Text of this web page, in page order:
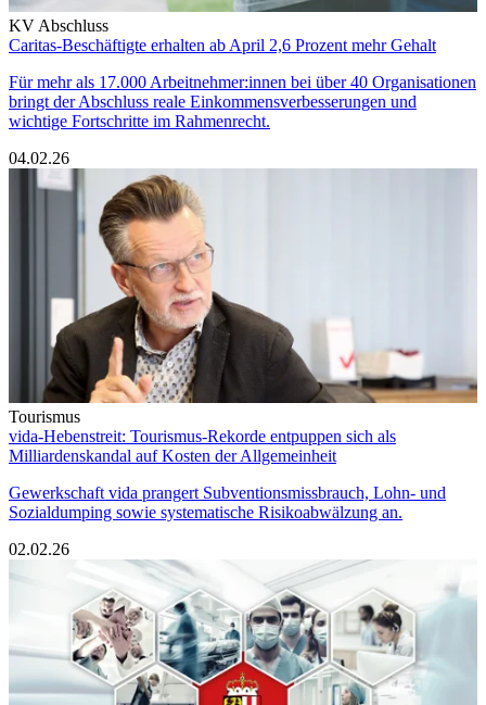
KV Abschluss
Caritas-Beschäftigte erhalten ab April 2,6 Prozent mehr Gehalt
Für mehr als 17.000 Arbeitnehmer:innen bei über 40 Organisationen
bringt der Abschluss reale Einkommensverbesserungen und
wichtige Fortschritte im Rahmenrecht.
04.02.26
Tourismus
vida-Hebenstreit: Tourismus-Rekorde entpuppen sich als
Milliardenskandal auf Kosten der Allgemeinheit
Gewerkschaft vida prangert Subventionsmissbrauch, Lohn- und
Sozialdumping sowie systematische Risikoabwälzung an.
02.02.26